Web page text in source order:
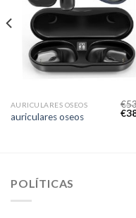
AURICULARES OSEOS
auriculares oseos
€
€
POLÍTICAS